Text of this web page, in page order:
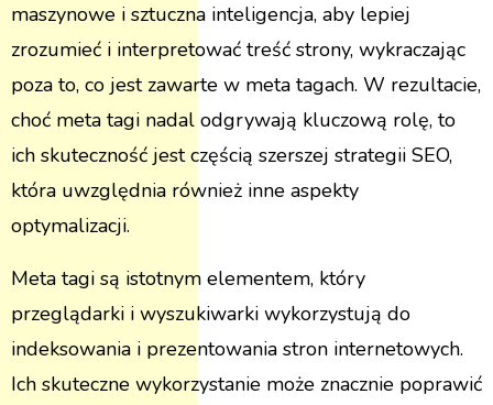
maszynowe i sztuczna inteligencja, aby lepiej
zrozumieć i interpretować treść strony, wykraczając
poza to, co jest zawarte w meta tagach. W rezultacie,
choć meta tagi nadal odgrywają kluczową rolę, to
ich skuteczność jest częścią szerszej strategii SEO,
która uwzględnia również inne aspekty
optymalizacji.
Meta tagi są istotnym elementem, który
przeglądarki i wyszukiwarki wykorzystują do
indeksowania i prezentowania stron internetowych.
Ich skuteczne wykorzystanie może znacznie poprawić